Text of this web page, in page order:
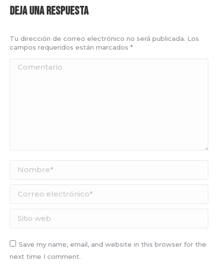
Deja una respuesta
Tu dirección de correo electrónico no será publicada. Los
campos requeridos están marcados *
Comentario
Nombre *
Correo electrónico *
Sitio web
Save my name, email, and website in this browser for the
next time I comment.